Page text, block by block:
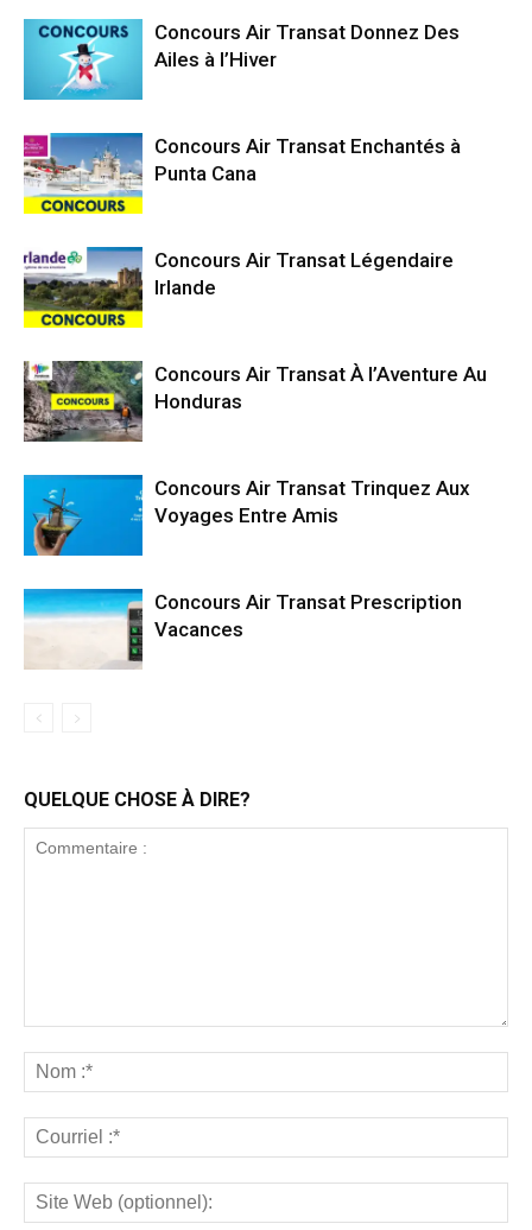
Concours Air Transat Donnez Des
Ailes à l’Hiver
Concours Air Transat Enchantés à
Punta Cana
Concours Air Transat Légendaire
Irlande
Concours Air Transat À l’Aventure Au
Honduras
Concours Air Transat Trinquez Aux
Voyages Entre Amis
Concours Air Transat Prescription
Vacances
QUELQUE CHOSE À DIRE?